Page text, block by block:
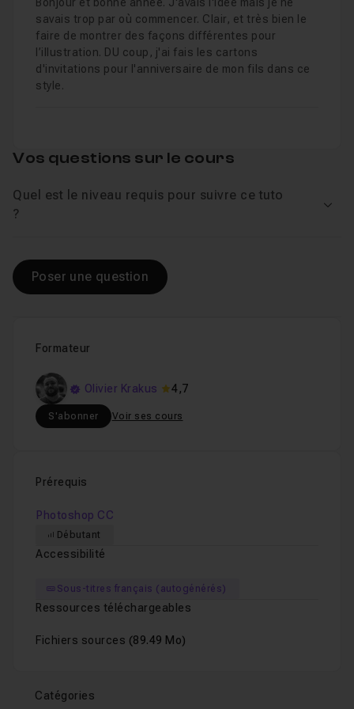
savais trop par où commencer. Clair, et très bien le
faire de montrer des façons différentes pour
l’illustration. DU coup, j'ai fais les cartons
d'invitations pour l'anniversaire de mon fils dans ce
style.
Formateur
Olivier Krakus 4,7
S'abonner Voir ses cours
Prérequis
Photoshop CC
Débutant
Accessibilité
Sous-titres français (autogénérés)
Ressources téléchargeables
Fichiers sources (89.49 Mo)
Catégories
Vos questions sur le cours
Quel est le niveau requis pour suivre ce tuto
?
Poser une question